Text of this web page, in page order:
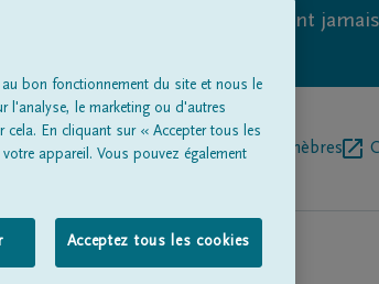
et de fraude ne peuvent
de nousEntrepreneur de pompes funèbres
bon fonctionnement du site et nous le
l'analyse, le marketing ou d'autres
En cliquant sur « Accepter tous les
appareil. Vous pouvez également
Acceptez tous les cookies